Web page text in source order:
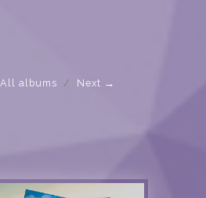
All albums / Next